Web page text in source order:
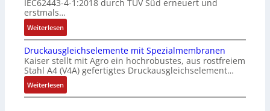
t
r
i
e
-
P
C
l
ä
u
n
k
m
o
d
u
l
e
IEC62443-4-1:2018 durch TÜV Süd erneuert und
erstmals…
Weiterlesen:
I
E
6
2
4
Druckausgleichselemente mit Spezialmembranen
Kaiser stellt mit Agro ein hochrobustes, aus rostfreiem
Stahl A4 (V4A) gefertigtes Druckausgleichselement…
Weiterlesen:
D